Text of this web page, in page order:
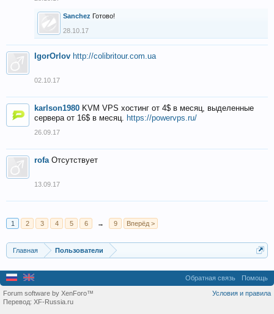
Sanchez Готово!
28.10.17
IgorOrlov http://colibritour.com.ua
02.10.17
karlson1980 KVM VPS хостинг от 4$ в месяц, выделенные
сервера от 16$ в месяц. https://powervps.ru/
26.09.17
rofa Отсутствует
13.09.17
1 2 3 4 5 6 → 9 Вперёд >
Главная Пользователи
Обратная связь Помощь
Условия и правила
Forum software by XenForo™
Перевод: XF-Russia.ru